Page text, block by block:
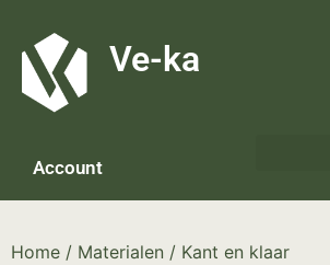
Ve-ka
Account
Home / Materialen / Kant en klaar